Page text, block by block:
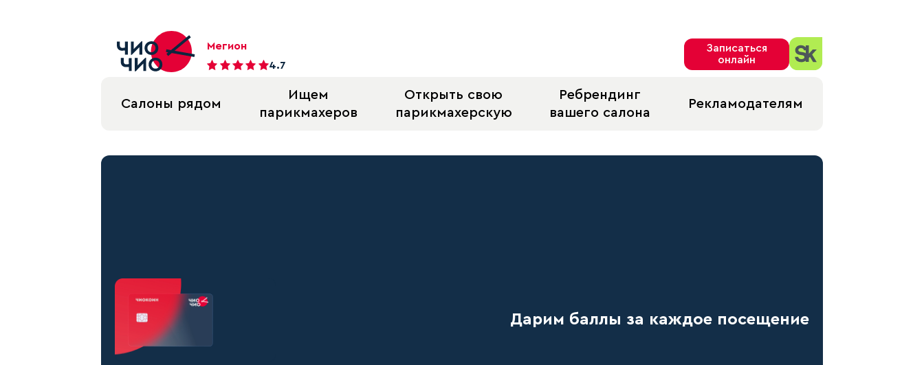
Мегион
4.7
Записаться
онлайн
Салоны рядом
Ищем
парикмахеров
Открыть свою
парикмахерскую
Ребрендинг
вашего салона
Рекламодателям
Дарим баллы за каждое посещение